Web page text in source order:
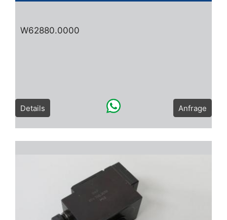
W62880.0000
Details Anfrage